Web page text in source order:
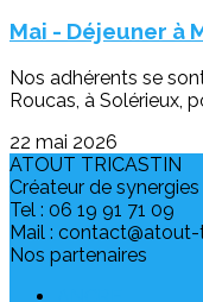
Mai - Déjeuner à
Nos adhérents se
Roucas, à Solérieux,
22 mai 2026
ATOUT TRICASTIN
Créateur de
Tel : 06 19 91 71 09
Mail :
Nos partenaires